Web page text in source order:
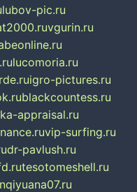
lubov-pic.ru
vgurin.ru
lucomoria.ru
igro-pictures.ru
blackcountess.ru
appraisal.ru
vip-surfing.ru
dr-pavlush.ru
tesotomeshell.ru